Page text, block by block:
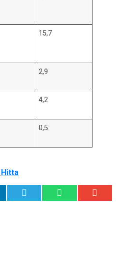
15,7
2,9
4,2
0,5
Hitta